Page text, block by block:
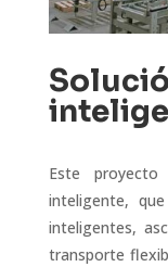
Este
inteligente,
inteligentes,
transporte